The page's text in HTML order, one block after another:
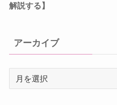
解説する】
アーカイブ